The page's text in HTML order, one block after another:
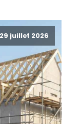
29 juillet 2026